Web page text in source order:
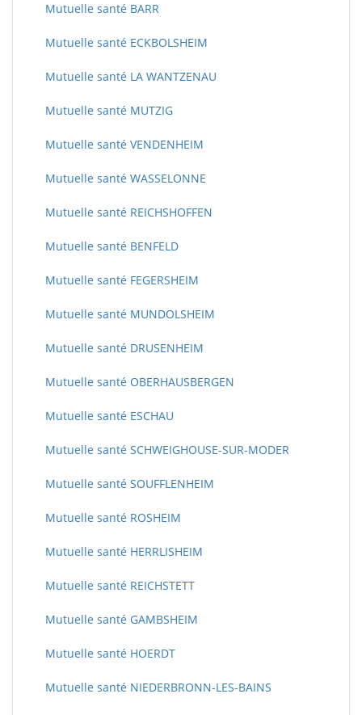
Mutuelle santé BARR
Mutuelle santé ECKBOLSHEIM
Mutuelle santé LA WANTZENAU
Mutuelle santé MUTZIG
Mutuelle santé VENDENHEIM
Mutuelle santé WASSELONNE
Mutuelle santé REICHSHOFFEN
Mutuelle santé BENFELD
Mutuelle santé FEGERSHEIM
Mutuelle santé MUNDOLSHEIM
Mutuelle santé DRUSENHEIM
Mutuelle santé OBERHAUSBERGEN
Mutuelle santé ESCHAU
Mutuelle santé SCHWEIGHOUSE-SUR-MODER
Mutuelle santé SOUFFLENHEIM
Mutuelle santé ROSHEIM
Mutuelle santé HERRLISHEIM
Mutuelle santé REICHSTETT
Mutuelle santé GAMBSHEIM
Mutuelle santé HOERDT
Mutuelle santé NIEDERBRONN-LES-BAINS